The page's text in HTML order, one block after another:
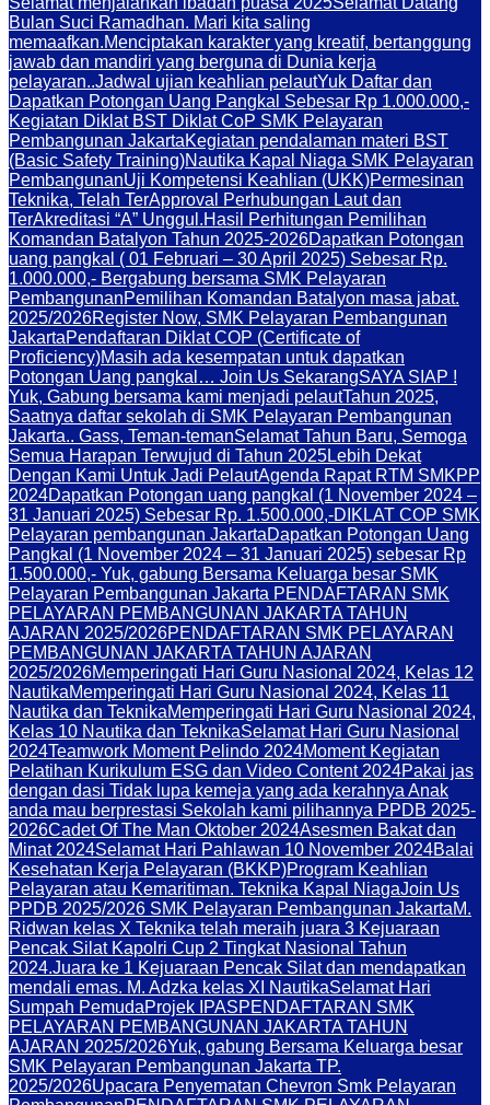
Bulan Suci Ramadhan. Mari kita saling
memaafkan.Menciptakan karakter yang kreatif, bertanggung
jawab dan mandiri yang berguna di Dunia kerja
pelayaran..Jadwal ujian keahlian pelautYuk Daftar dan
Dapatkan Potongan Uang Pangkal Sebesar Rp 1.000.000,-
Kegiatan Diklat BST Diklat CoP SMK Pelayaran
Pembangunan JakartaKegiatan pendalaman materi BST
(Basic Safety Training)Nautika Kapal Niaga SMK Pelayaran
PembangunanUji Kompetensi Keahlian (UKK)Permesinan
Teknika, Telah TerApproval Perhubungan Laut dan
TerAkreditasi “A” Unggul.Hasil Perhitungan Pemilihan
Komandan Batalyon Tahun 2025-2026Dapatkan Potongan
uang pangkal ( 01 Februari – 30 April 2025) Sebesar Rp.
1.000.000,- Bergabung bersama SMK Pelayaran
PembangunanPemilihan Komandan Batalyon masa jabat.
2025/2026Register Now, SMK Pelayaran Pembangunan
JakartaPendaftaran Diklat COP (Certificate of
Proficiency)Masih ada kesempatan untuk dapatkan
Potongan Uang pangkal… Join Us SekarangSAYA SIAP !
Yuk, Gabung bersama kami menjadi pelautTahun 2025,
Saatnya daftar sekolah di SMK Pelayaran Pembangunan
Jakarta.. Gass, Teman-temanSelamat Tahun Baru, Semoga
Semua Harapan Terwujud di Tahun 2025Lebih Dekat
Dengan Kami Untuk Jadi PelautAgenda Rapat RTM SMKPP
2024Dapatkan Potongan uang pangkal (1 November 2024 –
31 Januari 2025) Sebesar Rp. 1.500.000,-DIKLAT COP SMK
Pelayaran pembangunan JakartaDapatkan Potongan Uang
Pangkal (1 November 2024 – 31 Januari 2025) sebesar Rp
1.500.000,- Yuk, gabung Bersama Keluarga besar SMK
Pelayaran Pembangunan Jakarta PENDAFTARAN SMK
PELAYARAN PEMBANGUNAN JAKARTA TAHUN
AJARAN 2025/2026PENDAFTARAN SMK PELAYARAN
PEMBANGUNAN JAKARTA TAHUN AJARAN
2025/2026Memperingati Hari Guru Nasional 2024, Kelas 12
NautikaMemperingati Hari Guru Nasional 2024, Kelas 11
Nautika dan TeknikaMemperingati Hari Guru Nasional 2024,
Kelas 10 Nautika dan TeknikaSelamat Hari Guru Nasional
2024Teamwork Moment Pelindo 2024Moment Kegiatan
Pelatihan Kurikulum ESG dan Video Content 2024Pakai jas
dengan dasi Tidak lupa kemeja yang ada kerahnya Anak
anda mau berprestasi Sekolah kami pilihannya PPDB 2025-
2026Cadet Of The Man Oktober 2024Asesmen Bakat dan
Minat 2024Selamat Hari Pahlawan 10 November 2024Balai
Kesehatan Kerja Pelayaran (BKKP)Program Keahlian
Pelayaran atau Kemaritiman. Teknika Kapal NiagaJoin Us
PPDB 2025/2026 SMK Pelayaran Pembangunan JakartaM.
Ridwan kelas X Teknika telah meraih juara 3 Kejuaraan
Pencak Silat Kapolri Cup 2 Tingkat Nasional Tahun
2024.Juara ke 1 Kejuaraan Pencak Silat dan mendapatkan
mendali emas. M. Adzka kelas XI NautikaSelamat Hari
Sumpah PemudaProjek IPASPENDAFTARAN SMK
PELAYARAN PEMBANGUNAN JAKARTA TAHUN
AJARAN 2025/2026Yuk, gabung Bersama Keluarga besar
SMK Pelayaran Pembangunan Jakarta TP.
2025/2026Upacara Penyematan Chevron Smk Pelayaran